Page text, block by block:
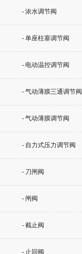
- 浓水调节阀
- 单座柱塞调节阀
- 电动温控调节阀
- 气动薄膜三通调节阀
- 气动薄膜调节阀
- 自力式压力调节阀
- 刀闸阀
- 闸阀
- 截止阀
- 止回阀